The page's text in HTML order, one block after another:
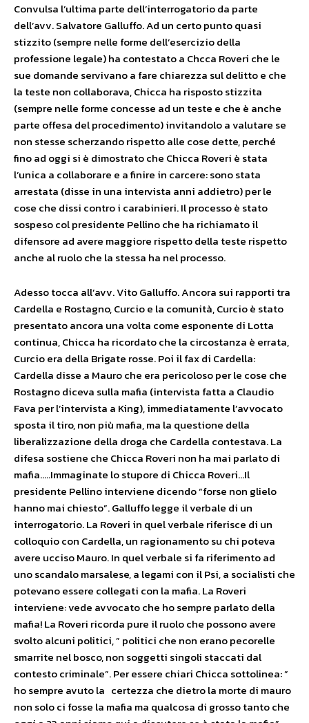
Convulsa l’ultima parte dell’interrogatorio da parte
dell’avv. Salvatore Galluffo. Ad un certo punto quasi
stizzito (sempre nelle forme dell’esercizio della
professione legale) ha contestato a Chcca Roveri che le
sue domande servivano a fare chiarezza sul delitto e che
la teste non collaborava, Chicca ha risposto stizzita
(sempre nelle forme concesse ad un teste e che è anche
parte offesa del procedimento) invitandolo a valutare se
non stesse scherzando rispetto alle cose dette, perché
fino ad oggi si è dimostrato che Chicca Roveri è stata
l’unica a collaborare e a finire in carcere: sono stata
arrestata (disse in una intervista anni addietro) per le
cose che dissi contro i carabinieri. Il processo è stato
sospeso col presidente Pellino che ha richiamato il
difensore ad avere maggiore rispetto della teste rispetto
anche al ruolo che la stessa ha nel processo.
Adesso tocca all’avv. Vito Galluffo. Ancora sui rapporti tra
Cardella e Rostagno, Curcio e la comunità, Curcio è stato
presentato ancora una volta come esponente di Lotta
continua, Chicca ha ricordato che la circostanza è errata,
Curcio era della Brigate rosse. Poi il fax di Cardella:
Cardella disse a Mauro che era pericoloso per le cose che
Rostagno diceva sulla mafia (intervista fatta a Claudio
Fava per l’intervista a King), immediatamente l’avvocato
sposta il tiro, non più mafia, ma la questione della
liberalizzazione della droga che Cardella contestava. La
difesa sostiene che Chicca Roveri non ha mai parlato di
mafia…..Immaginate lo stupore di Chicca Roveri…Il
presidente Pellino interviene dicendo “forse non glielo
hanno mai chiesto”. Galluffo legge il verbale di un
interrogatorio. La Roveri in quel verbale riferisce di un
colloquio con Cardella, un ragionamento su chi poteva
avere ucciso Mauro. In quel verbale si fa riferimento ad
uno scandalo marsalese, a legami con il Psi, a socialisti che
potevano essere collegati con la mafia. La Roveri
interviene: vede avvocato che ho sempre parlato della
mafia! La Roveri ricorda pure il ruolo che possono avere
svolto alcuni politici, ” politici che non erano pecorelle
smarrite nel bosco, non soggetti singoli staccati dal
contesto criminale”. Per essere chiari Chicca sottolinea: ”
ho sempre avuto la certezza che dietro la morte di mauro
non solo ci fosse la mafia ma qualcosa di grosso tanto che